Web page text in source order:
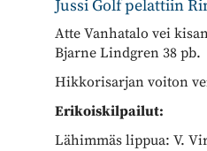
Jussi Golf pelattiin
Atte Vanhatalo vei
Bjarne Lindgren 38 pb.
Hikkorisarjan voiton
Erikoiskilpailut:
Lähimmäs lippua: V.